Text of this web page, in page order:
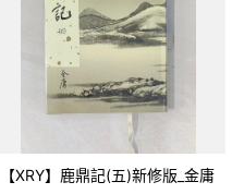
【XRY】鹿鼎記(五)新修版_金庸